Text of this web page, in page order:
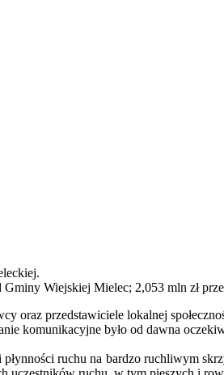
Wiejskiej Mielec; 2,053 mln zł
oraz przedstawiciele lokalnej
komunikacyjne było od dawna
ruchu na bardzo ruchliwym